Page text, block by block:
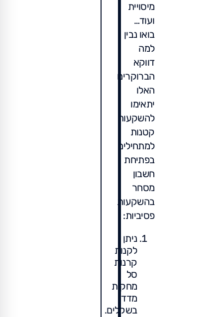
מיסויית
ועוד…
בואו נבין
למה
דווקא
הברוקרים
האלו
יתאימו
להשקעות
קטנות
למתחילים
בפתיחת
חשבון
מסחר
בהשקעות
פסיביות:
ניתן
לקנות
קרנות
סל
מחקות
מדד
בשקלים.